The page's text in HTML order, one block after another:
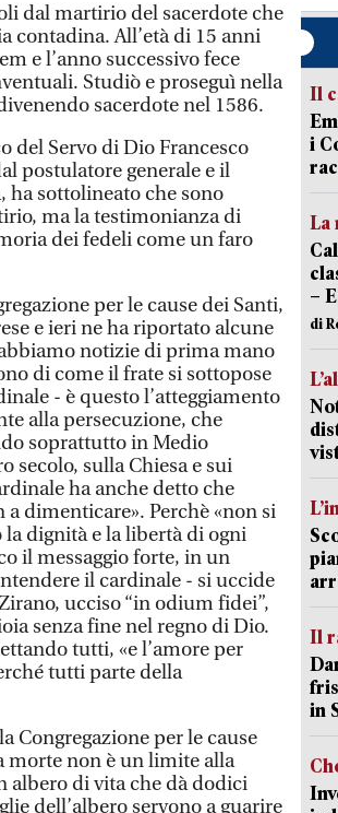
dal martirio del sacerdote che
contadina. All’età di 15 anni
e l’anno successivo fece
Studiò e proseguì nella
sacerdote nel 1586.
del Servo di Dio Francesco
postulatore generale e il
ha sottolineato che sono
ma la testimonianza di
dei fedeli come un faro
per le cause dei Santi,
e ieri ne ha riportato alcune
notizie di prima mano
di come il frate si sottopose
- è questo l’atteggiamento
alla persecuzione, che
soprattutto in Medio
secolo, sulla Chiesa e sui
ha anche detto che
dimenticare». Perchè «non si
dignità e la libertà di ogni
il messaggio forte, in un
il cardinale - si uccide
ucciso “in odium fidei”,
senza fine nel regno di Dio.
tutti, «e l’amore per
tutti parte della
Congregazione per le cause
morte non è un limite alla
albero di vita che dà dodici
dell’albero servono a guarire
Il
i
La
–
di
Il
in